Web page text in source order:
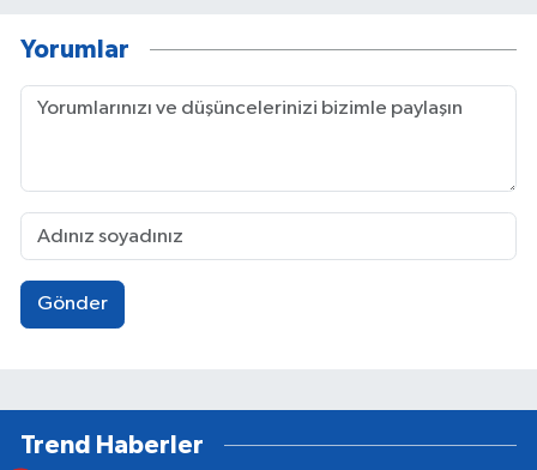
Yorumlar
Gönder
Trend Haberler